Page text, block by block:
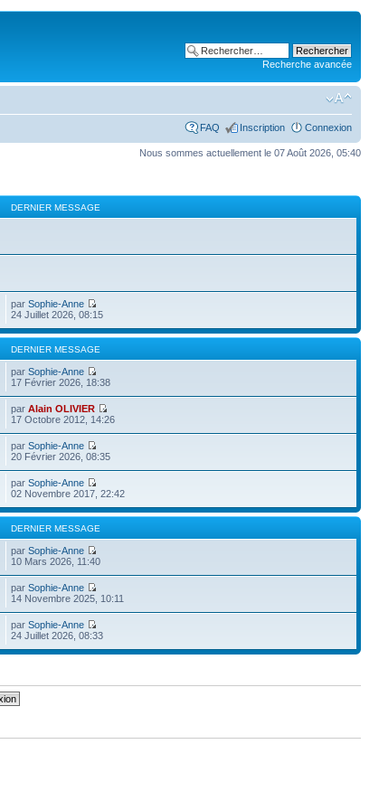
Recherche avancée
FAQ Inscription Connexion
Nous sommes actuellement le 07 Août 2026, 05:40
DERNIER MESSAGE
parSophie-Anne
24 Juillet 2026, 08:15
DERNIER MESSAGE
parSophie-Anne
17 Février 2026, 18:38
parAlain OLIVIER
17 Octobre 2012, 14:26
parSophie-Anne
20 Février 2026, 08:35
parSophie-Anne
02 Novembre 2017, 22:42
DERNIER MESSAGE
parSophie-Anne
10 Mars 2026, 11:40
parSophie-Anne
14 Novembre 2025, 10:11
parSophie-Anne
24 Juillet 2026, 08:33